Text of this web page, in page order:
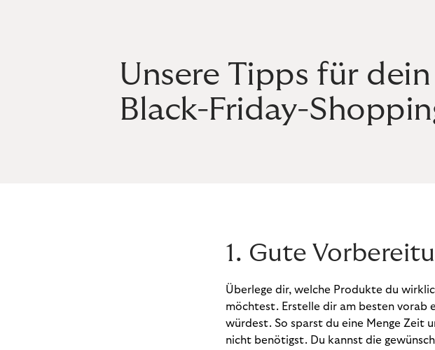
Unsere Tipps für dein
Black-Friday-
1. Gute
Überlege dir, welche Produkte du
möchtest. Erstelle dir am besten vorab
würdest. So sparst du eine Menge Zeit
nicht benötigst. Du kannst die